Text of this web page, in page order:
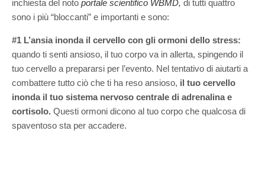
inchiesta del noto portale scientifico WBMD, di tutti quattro
sono i più “bloccanti” e importanti e sono:
#1 L’ansia inonda il cervello con gli ormoni dello stress:
quando ti senti ansioso, il tuo corpo va in allerta, spingendo il
tuo cervello a prepararsi per l’evento. Nel tentativo di aiutarti a
combattere tutto ciò che ti ha reso ansioso, il tuo cervello
inonda il tuo sistema nervoso centrale di adrenalina e
cortisolo. Questi ormoni dicono al tuo corpo che qualcosa di
spaventoso sta per accadere.